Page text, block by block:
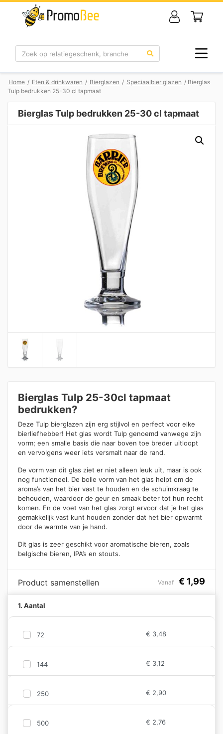
Zoek
Home / Eten & drinkwaren / Bierglazen / Speciaalbier glazen / Bierglas
Tulp bedrukken 25-30 cl tapmaat
Bierglas Tulp bedrukken 25-30 cl tapmaat
Bierglas Tulp 25-30cl tapmaat
bedrukken?
Deze Tulp bierglazen zijn erg stijlvol en perfect voor elke
bierliefhebber! Het glas wordt Tulp genoemd vanwege zijn
vorm; een smalle basis die naar boven toe breder uitloopt
en vervolgens weer iets versmalt naar de rand.
De vorm van dit glas ziet er niet alleen leuk uit, maar is ook
nog functioneel. De bolle vorm van het glas helpt om de
aroma’s van het bier vast te houden en de schuimkraag te
behouden, waardoor de geur en smaak beter tot hun recht
komen. En de voet van het glas zorgt ervoor dat je het glas
gemakkelijk vast kunt houden zonder dat het bier opwarmt
door de warmte van je hand.
Dit glas is zeer geschikt voor aromatische bieren, zoals
belgische bieren, IPA’s en stouts.
Product samenstellen Vanaf € 1,99
1. Aantal
72 € 3,48
144 € 3,12
250 € 2,90
500 € 2,76